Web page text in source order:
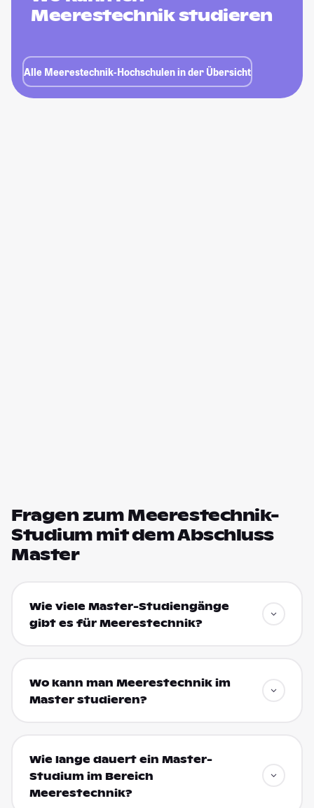
Meerestechnik studieren
Alle Meerestechnik-Hochschulen in der Übersicht
Fragen zum Meerestechnik-
Studium mit dem Abschluss
Master
Wie viele Master-Studiengänge
gibt es für Meerestechnik?
Wo kann man Meerestechnik im
Master studieren?
Wie lange dauert ein Master-
Studium im Bereich
Meerestechnik?